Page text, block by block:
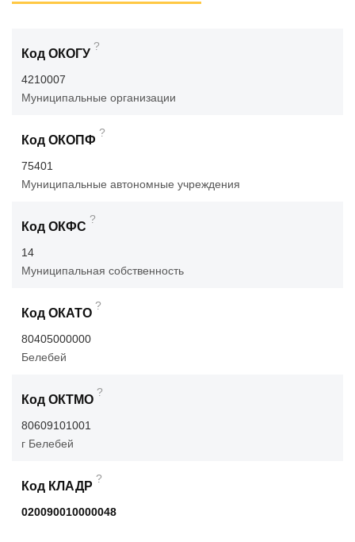
Код ОКОГУ
?
4210007
Муниципальные организации
Код ОКОПФ
?
75401
Муниципальные автономные учреждения
Код ОКФС
?
14
Муниципальная собственность
Код ОКАТО
?
80405000000
Белебей
Код ОКТМО
?
80609101001
г Белебей
Код КЛАДР
?
020090010000048